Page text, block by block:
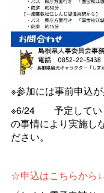
※参加には事前申込が
※6/24 予定して
の事情により実施し
ださい。
☆申込はこちらから